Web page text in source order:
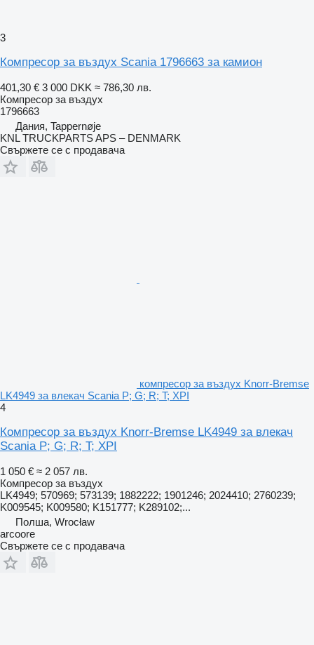
3
Компресор за въздух Scania 1796663 за камион
401,30 € 3 000 DKK ≈ 786,30 лв.
Компресор за въздух
1796663
Дания, Tappernøje
KNL TRUCKPARTS APS – DENMARK
Свържете се с продавача
компресор за въздух Knorr-Bremse
LK4949 за влекач Scania P; G; R; T; XPI
4
Компресор за въздух Knorr-Bremse LK4949 за влекач
Scania P; G; R; T; XPI
1 050 € ≈ 2 057 лв.
Компресор за въздух
LK4949; 570969; 573139; 1882222; 1901246; 2024410; 2760239;
K009545; K009580; K151777; K289102;...
Полша, Wrocław
arcoore
Свържете се с продавача